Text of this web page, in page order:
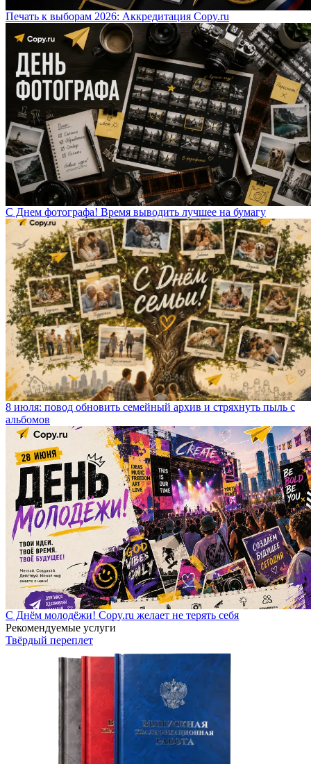
Печать к выборам 2026: Аккредитация Copy.ru
С Днем фотографа! Время выводить лучшее на бумагу
8 июля: повод обновить семейный архив и стряхнуть пыль с
альбомов
С Днём молодёжи! Copy.ru желает не терять себя
Рекомендуемые услуги
Твёрдый переплет